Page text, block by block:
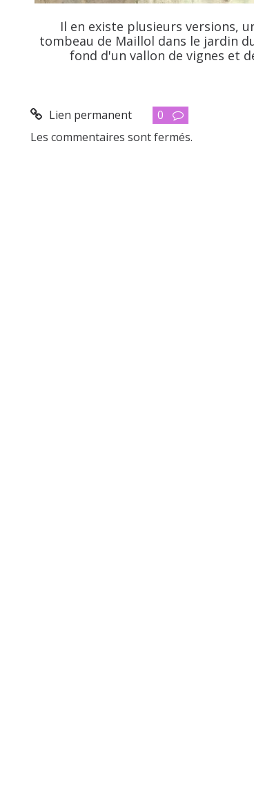
Il en existe plusieurs versions,
tombeau de Maillol dans le jardin
fond d'un vallon de vignes et
Lien permanent
0
Les commentaires sont fermés.